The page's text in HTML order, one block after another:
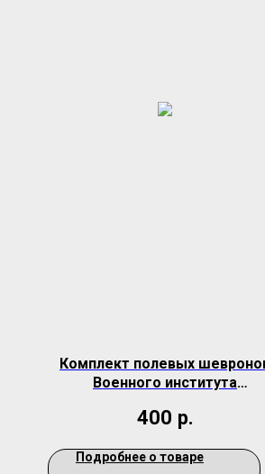
Комплект полевых
Военного института
400 р.
Подробнее о товаре